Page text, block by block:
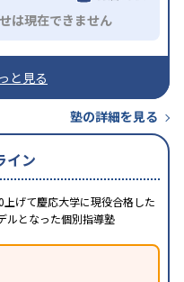
は現在できません
と見る
塾の詳細を見る
イン
げて慶応大学に現役合格した
ルとなった個別指導塾